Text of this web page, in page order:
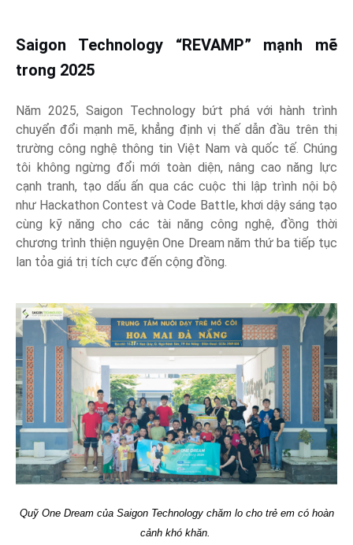
Saigon Technology “REVAMP” mạnh mẽ
trong 2025
Năm 2025, Saigon Technology bứt phá với hành trình
chuyển đổi mạnh mẽ, khẳng định vị thế dẫn đầu trên thị
trường công nghệ thông tin Việt Nam và quốc tế. Chúng
tôi không ngừng đổi mới toàn diện, nâng cao năng lực
cạnh tranh, tạo dấu ấn qua các cuộc thi lập trình nội bộ
như Hackathon Contest và Code Battle, khơi dậy sáng tạo
cùng kỹ năng cho các tài năng công nghệ, đồng thời
chương trình thiện nguyện One Dream năm thứ ba tiếp tục
lan tỏa giá trị tích cực đến cộng đồng.
Quỹ One Dream của Saigon Technology chăm lo cho trẻ em có hoàn
cảnh khó khăn.